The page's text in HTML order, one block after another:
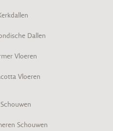
Dallen
Vloeren
Vloeren
Schouwen